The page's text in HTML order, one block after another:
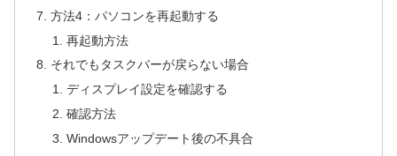
方法4：パソコンを再起動する
再起動方法
それでもタスクバーが戻らない場合
ディスプレイ設定を確認する
確認方法
Windowsアップデート後の不具合